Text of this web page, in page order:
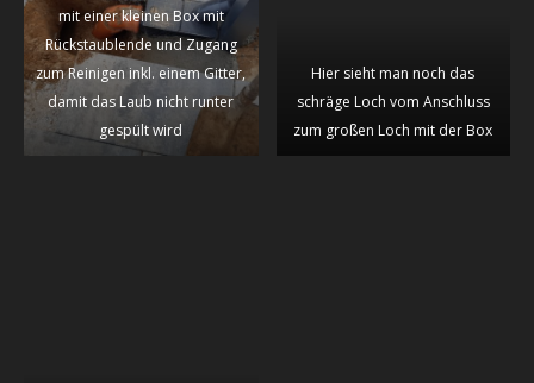
mit einer kleinen Box mit
Rückstaublende und Zugang
zum Reinigen inkl. einem Gitter,
damit das Laub nicht runter
gespült wird
Hier sieht man noch das
schräge Loch vom Anschluss
zum großen Loch mit der Box